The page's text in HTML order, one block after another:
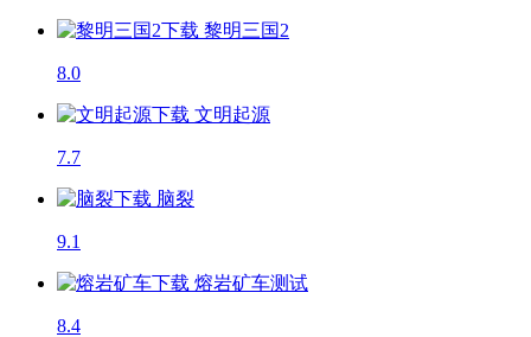
黎明三国2
8.0
文明起源
7.7
脑裂
9.1
熔岩矿车测试
8.4